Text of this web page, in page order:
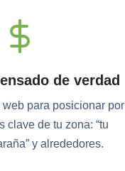
de verdad
web para posicionar por
clave de tu zona: “tu
y alrededores.